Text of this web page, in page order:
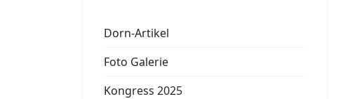
Dorn-Artikel
Foto Galerie
Kongress 2025